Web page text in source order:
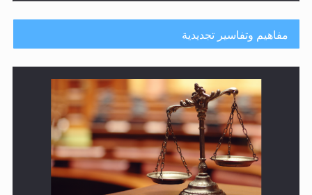
هل يجوز فتح مشروع كوافير نسائي للمحجبات وغير
المحجبات؟
مفاهيم وتفاسير تجديدية